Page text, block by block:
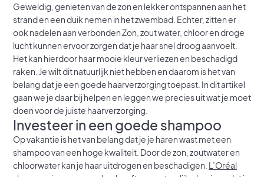
Geweldig, genieten van de zon en lekker ontspannen aan het
strand en een duik nemen in het zwembad. Echter, zitten er
ook nadelen aan verbonden Zon, zout water, chloor en droge
lucht kunnen ervoor zorgen dat je haar snel droog aanvoelt.
Het kan hierdoor haar mooie kleur verliezen en beschadigd
raken. Je wilt dit natuurlijk niet hebben en daarom is het van
belang dat je een goede haarverzorging toepast. In dit artikel
gaan we je daar bij helpen en leggen we precies uit wat je moet
doen voor de juiste haarverzorging.
Investeer in een goede shampoo
Op vakantie is het van belang dat je je haren wast met een
shampoo van een hoge kwaliteit. Door de zon, zoutwater en
chloorwater kan je haar uitdrogen en beschadigen. L’Oréal